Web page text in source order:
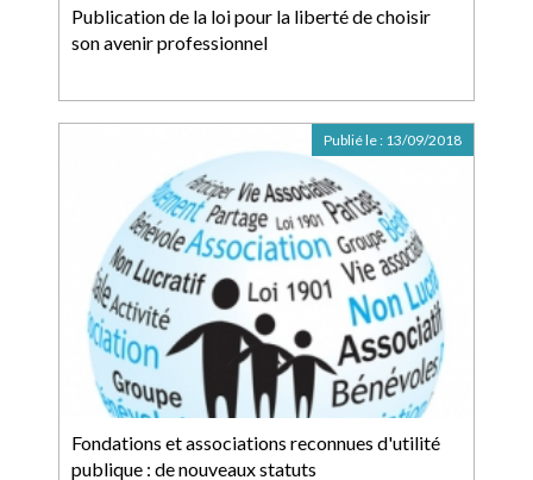
Publication de la loi pour la liberté de choisir
son avenir professionnel
Fondations et associations reconnues d'utilité
publique : de nouveaux statuts
Publié le : 13/09/2018